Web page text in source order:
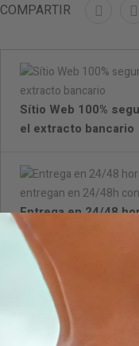
COMPARTIR
Sítio Web 100%
el extracto bancario
Entrega en 24/48
se entregan en 24/